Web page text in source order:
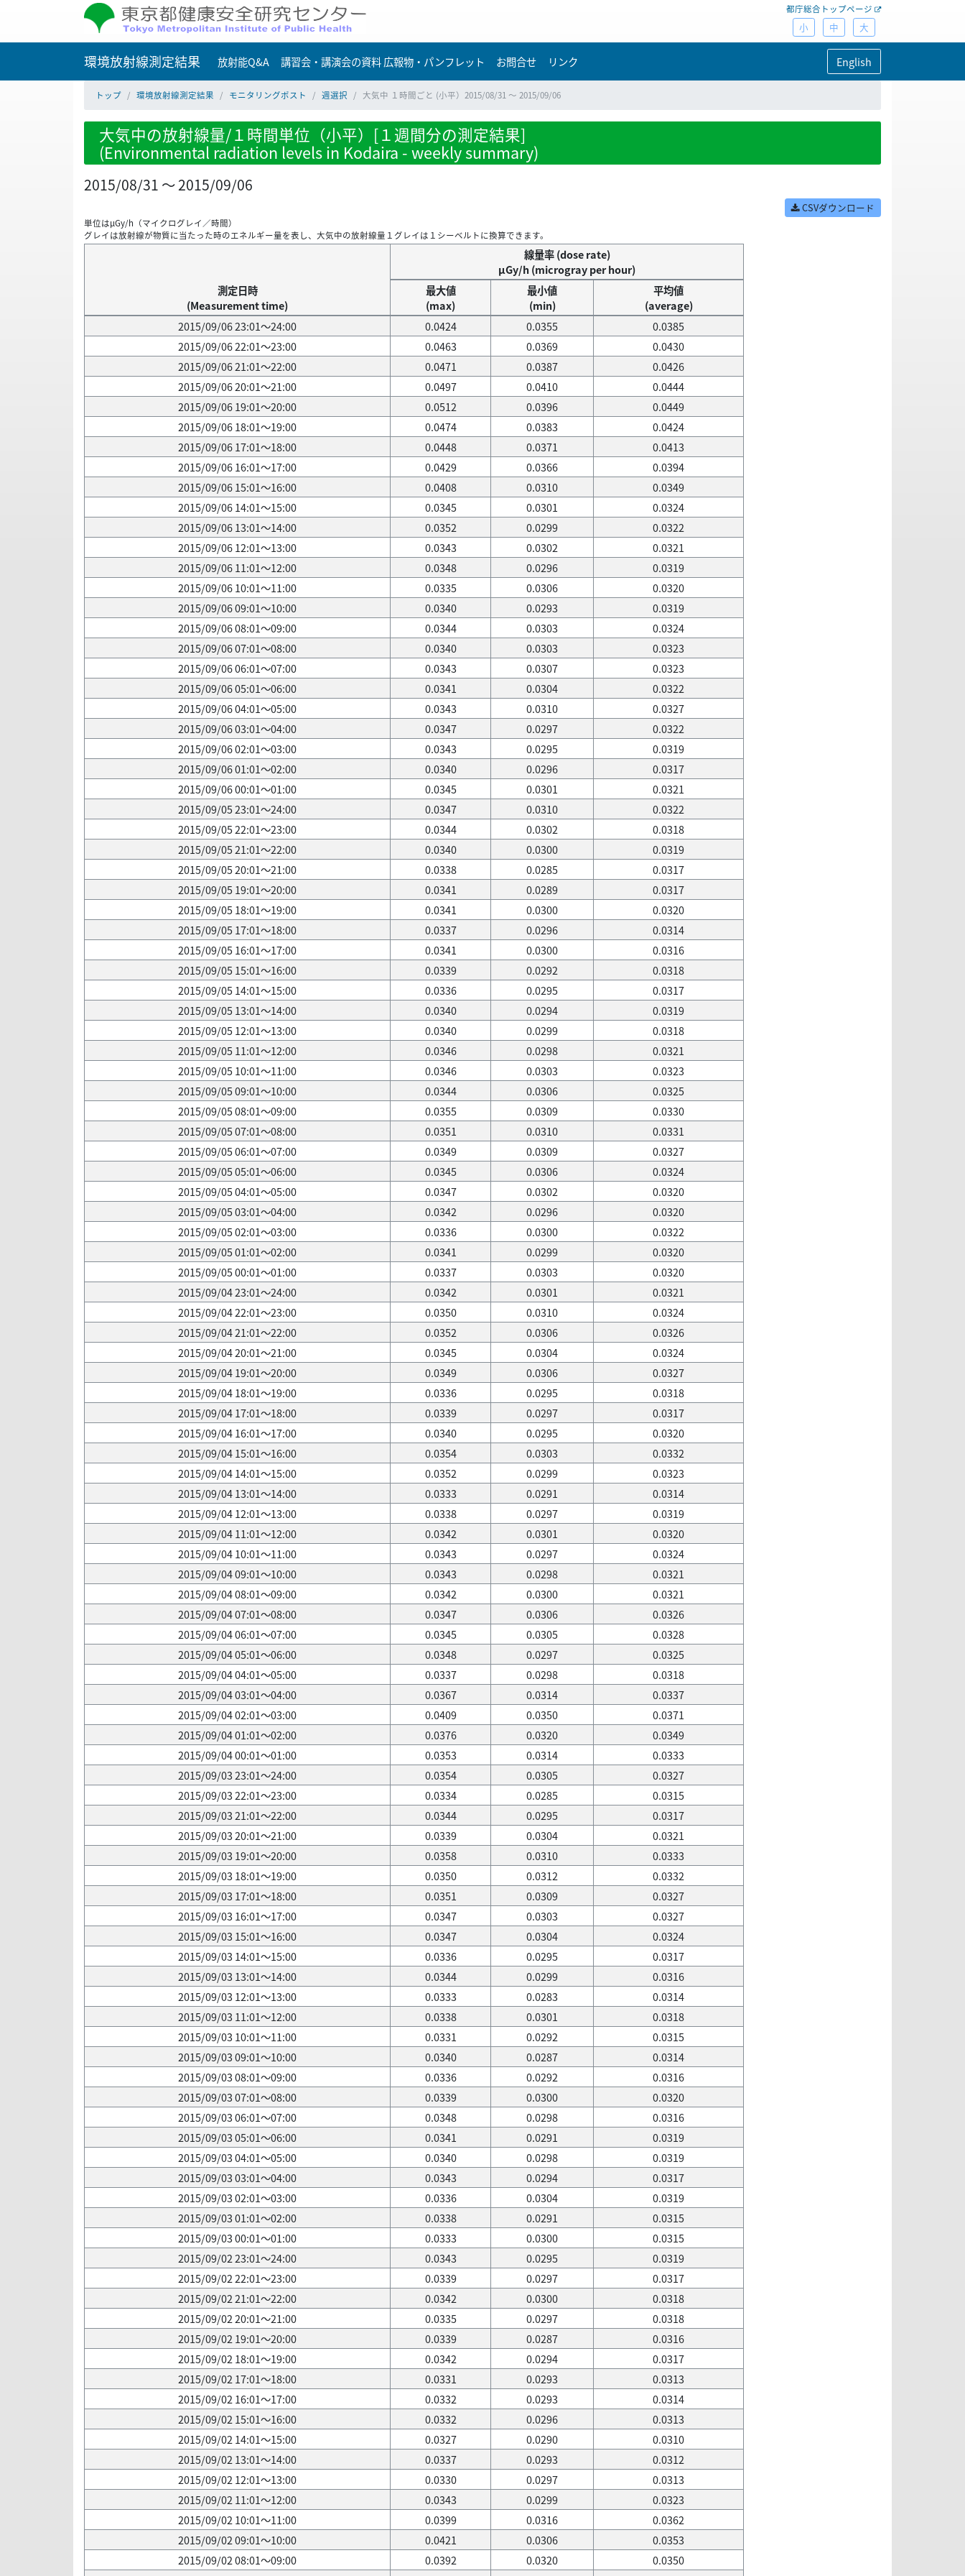
都庁総合トップページ
小 中 大
環境放射線測定結果 放射能Q&A 講習会・講演会の資料 広報物・パンフレット お問合せ リンク English
トップ 環境放射線測定結果 モニタリングポスト 週選択 大気中 １時間ごと (小平）2015/08/31 ～ 2015/09/06
大気中の放射線量/１時間単位（小平）[１週間分の測定結果]
(Environmental radiation levels in Kodaira - weekly summary)
2015/08/31 ～ 2015/09/06
CSVダウンロード
単位はμGy/h（マイクログレイ／時間）
グレイは放射線が物質に当たった時のエネルギー量を表し、大気中の放射線量１グレイは１シーベルトに換算できます。
測定日時
(Measurement time)
線量率 (dose rate)
μGy/h (microgray per hour)
最大値
(max)
最小値
(min)
平均値
(average)
2015/09/06 23:01～24:00
0.0424 0.0355
0.0385
2015/09/06 22:01～23:00
0.0463 0.0369
0.0430
2015/09/06 21:01～22:00
0.0471 0.0387
0.0426
2015/09/06 20:01～21:00
0.0497 0.0410
0.0444
2015/09/06 19:01～20:00
0.0512 0.0396
0.0449
2015/09/06 18:01～19:00
0.0474 0.0383
0.0424
2015/09/06 17:01～18:00
0.0448 0.0371
0.0413
2015/09/06 16:01～17:00
0.0429 0.0366
0.0394
2015/09/06 15:01～16:00
0.0408 0.0310
0.0349
2015/09/06 14:01～15:00
0.0345 0.0301
0.0324
2015/09/06 13:01～14:00
0.0352 0.0299
0.0322
2015/09/06 12:01～13:00
0.0343 0.0302
0.0321
2015/09/06 11:01～12:00
0.0348 0.0296
0.0319
2015/09/06 10:01～11:00
0.0335 0.0306
0.0320
2015/09/06 09:01～10:00
0.0340 0.0293
0.0319
2015/09/06 08:01～09:00
0.0344 0.0303
0.0324
2015/09/06 07:01～08:00
0.0340 0.0303
0.0323
2015/09/06 06:01～07:00
0.0343 0.0307
0.0323
2015/09/06 05:01～06:00
0.0341 0.0304
0.0322
2015/09/06 04:01～05:00
0.0343 0.0310
0.0327
2015/09/06 03:01～04:00
0.0347 0.0297
0.0322
2015/09/06 02:01～03:00
0.0343 0.0295
0.0319
2015/09/06 01:01～02:00
0.0340 0.0296
0.0317
2015/09/06 00:01～01:00
0.0345 0.0301
0.0321
2015/09/05 23:01～24:00
0.0347 0.0310
0.0322
2015/09/05 22:01～23:00
0.0344 0.0302
0.0318
2015/09/05 21:01～22:00
0.0340 0.0300
0.0319
2015/09/05 20:01～21:00
0.0338 0.0285
0.0317
2015/09/05 19:01～20:00
0.0341 0.0289
0.0317
2015/09/05 18:01～19:00
0.0341 0.0300
0.0320
2015/09/05 17:01～18:00
0.0337 0.0296
0.0314
2015/09/05 16:01～17:00
0.0341 0.0300
0.0316
2015/09/05 15:01～16:00
0.0339 0.0292
0.0318
2015/09/05 14:01～15:00
0.0336 0.0295
0.0317
2015/09/05 13:01～14:00
0.0340 0.0294
0.0319
2015/09/05 12:01～13:00
0.0340 0.0299
0.0318
2015/09/05 11:01～12:00
0.0346 0.0298
0.0321
2015/09/05 10:01～11:00
0.0346 0.0303
0.0323
2015/09/05 09:01～10:00
0.0344 0.0306
0.0325
2015/09/05 08:01～09:00
0.0355 0.0309
0.0330
2015/09/05 07:01～08:00
0.0351 0.0310
0.0331
2015/09/05 06:01～07:00
0.0349 0.0309
0.0327
2015/09/05 05:01～06:00
0.0345 0.0306
0.0324
2015/09/05 04:01～05:00
0.0347 0.0302
0.0320
2015/09/05 03:01～04:00
0.0342 0.0296
0.0320
2015/09/05 02:01～03:00
0.0336 0.0300
0.0322
2015/09/05 01:01～02:00
0.0341 0.0299
0.0320
2015/09/05 00:01～01:00
0.0337 0.0303
0.0320
2015/09/04 23:01～24:00
0.0342 0.0301
0.0321
2015/09/04 22:01～23:00
0.0350 0.0310
0.0324
2015/09/04 21:01～22:00
0.0352 0.0306
0.0326
2015/09/04 20:01～21:00
0.0345 0.0304
0.0324
2015/09/04 19:01～20:00
0.0349 0.0306
0.0327
2015/09/04 18:01～19:00
0.0336 0.0295
0.0318
2015/09/04 17:01～18:00
0.0339 0.0297
0.0317
2015/09/04 16:01～17:00
0.0340 0.0295
0.0320
2015/09/04 15:01～16:00
0.0354 0.0303
0.0332
2015/09/04 14:01～15:00
0.0352 0.0299
0.0323
2015/09/04 13:01～14:00
0.0333 0.0291
0.0314
2015/09/04 12:01～13:00
0.0338 0.0297
0.0319
2015/09/04 11:01～12:00
0.0342 0.0301
0.0320
2015/09/04 10:01～11:00
0.0343 0.0297
0.0324
2015/09/04 09:01～10:00
0.0343 0.0298
0.0321
2015/09/04 08:01～09:00
0.0342 0.0300
0.0321
2015/09/04 07:01～08:00
0.0347 0.0306
0.0326
2015/09/04 06:01～07:00
0.0345 0.0305
0.0328
2015/09/04 05:01～06:00
0.0348 0.0297
0.0325
2015/09/04 04:01～05:00
0.0337 0.0298
0.0318
2015/09/04 03:01～04:00
0.0367 0.0314
0.0337
2015/09/04 02:01～03:00
0.0409 0.0350
0.0371
2015/09/04 01:01～02:00
0.0376 0.0320
0.0349
2015/09/04 00:01～01:00
0.0353 0.0314
0.0333
2015/09/03 23:01～24:00
0.0354 0.0305
0.0327
2015/09/03 22:01～23:00
0.0334 0.0285
0.0315
2015/09/03 21:01～22:00
0.0344 0.0295
0.0317
2015/09/03 20:01～21:00
0.0339 0.0304
0.0321
2015/09/03 19:01～20:00
0.0358 0.0310
0.0333
2015/09/03 18:01～19:00
0.0350 0.0312
0.0332
2015/09/03 17:01～18:00
0.0351 0.0309
0.0327
2015/09/03 16:01～17:00
0.0347 0.0303
0.0327
2015/09/03 15:01～16:00
0.0347 0.0304
0.0324
2015/09/03 14:01～15:00
0.0336 0.0295
0.0317
2015/09/03 13:01～14:00
0.0344 0.0299
0.0316
2015/09/03 12:01～13:00
0.0333 0.0283
0.0314
2015/09/03 11:01～12:00
0.0338 0.0301
0.0318
2015/09/03 10:01～11:00
0.0331 0.0292
0.0315
2015/09/03 09:01～10:00
0.0340 0.0287
0.0314
2015/09/03 08:01～09:00
0.0336 0.0292
0.0316
2015/09/03 07:01～08:00
0.0339 0.0300
0.0320
2015/09/03 06:01～07:00
0.0348 0.0298
0.0316
2015/09/03 05:01～06:00
0.0341 0.0291
0.0319
2015/09/03 04:01～05:00
0.0340 0.0298
0.0319
2015/09/03 03:01～04:00
0.0343 0.0294
0.0317
2015/09/03 02:01～03:00
0.0336 0.0304
0.0319
2015/09/03 01:01～02:00
0.0338 0.0291
0.0315
2015/09/03 00:01～01:00
0.0333 0.0300
0.0315
2015/09/02 23:01～24:00
0.0343 0.0295
0.0319
2015/09/02 22:01～23:00
0.0339 0.0297
0.0317
2015/09/02 21:01～22:00
0.0342 0.0300
0.0318
2015/09/02 20:01～21:00
0.0335 0.0297
0.0318
2015/09/02 19:01～20:00
0.0339 0.0287
0.0316
2015/09/02 18:01～19:00
0.0342 0.0294
0.0317
2015/09/02 17:01～18:00
0.0331 0.0293
0.0313
2015/09/02 16:01～17:00
0.0332 0.0293
0.0314
2015/09/02 15:01～16:00
0.0332 0.0296
0.0313
2015/09/02 14:01～15:00
0.0327 0.0290
0.0310
2015/09/02 13:01～14:00
0.0337 0.0293
0.0312
2015/09/02 12:01～13:00
0.0330 0.0297
0.0313
2015/09/02 11:01～12:00
0.0343 0.0299
0.0323
2015/09/02 10:01～11:00
0.0399 0.0316
0.0362
2015/09/02 09:01～10:00
0.0421 0.0306
0.0353
2015/09/02 08:01～09:00
0.0392 0.0320
0.0350